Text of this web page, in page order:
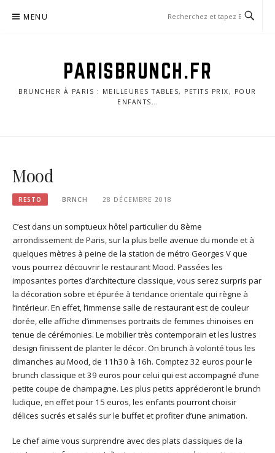
MENU
PARISBRUNCH.FR
BRUNCHER À PARIS : MEILLEURES TABLES, PETITS PRIX, POUR
ENFANTS…
Mood
RESTO BRNCH 28 DÉCEMBRE 2018
C’est dans un somptueux hôtel particulier du 8ème
arrondissement de Paris, sur la plus belle avenue du monde et à
quelques mètres à peine de la station de métro Georges V que
vous pourrez découvrir le restaurant Mood. Passées les
imposantes portes d’architecture classique, vous serez surpris par
la décoration sobre et épurée à tendance orientale qui règne à
l’intérieur. En effet, l’immense salle de restaurant est de couleur
dorée, elle affiche d’immenses portraits de femmes chinoises en
tenue de cérémonies. Le mobilier très contemporain et les lustres
design finissent de planter le décor. On brunch à volonté tous les
dimanches au Mood, de 11h30 à 16h. Comptez 32 euros pour le
brunch classique et 39 euros pour celui qui est accompagné d’une
petite coupe de champagne. Les plus petits apprécieront le brunch
ludique, en effet pour 15 euros, les enfants pourront choisir
délices sucrés et salés sur le buffet et profiter d’une animation.
Le chef aime vous surprendre avec des plats classiques de la